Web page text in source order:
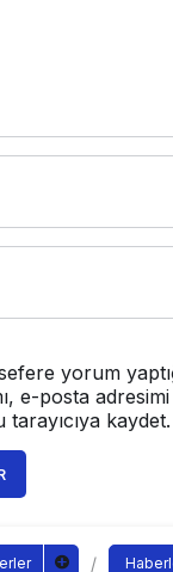
yorum
e-posta
tarayıcıya kaydet.